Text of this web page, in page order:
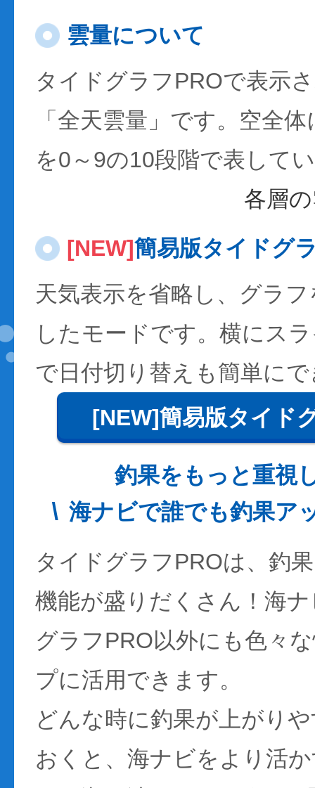
雲量について
タイドグラフPROで表示
「全天雲量」です。空全
を0～9の10段階で表して
各層
[NEW]簡易版タイドグ
天気表示を省略し、グラ
したモードです。横にス
で日付切り替えも簡単に
[NEW]簡易版タイド
釣果をもっと重視
海ナビで誰でも釣果ア
タイドグラフPROは、釣
機能が盛りだくさん！海
グラフPRO以外にも色々
プに活用できます。
どんな時に釣果が上がり
おくと、海ナビをより活